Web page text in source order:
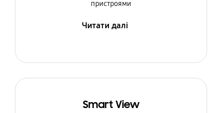
пристроями
Читати далі
Smart View